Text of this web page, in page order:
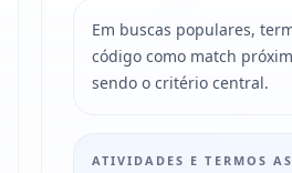
Em buscas populares,
código como match
sendo o critério central.
ATIVIDADES E TERMOS